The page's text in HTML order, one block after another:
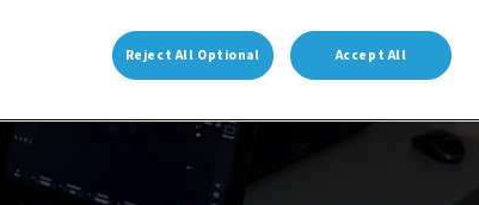
Reject All Optional Accept All